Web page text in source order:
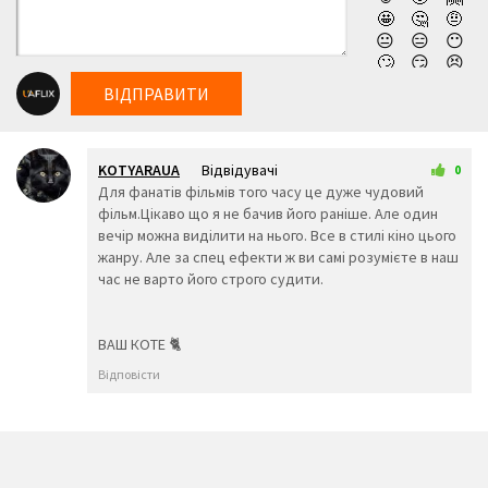
Нетфлікс Каратель (1989) українською онлайн,
🤩
🤔
🤨
😐
😑
😶
🙄
😏
😣
😔
😕
🙃
😲
☹️
😖
😞
😟
😤
😢
😭
ВІДПРАВИТИ
KOTYARAUA
Відвідувачі
16 трав 2026 00:58
0
Для фанатів фільмів того часу це дуже чудовий
фільм.Цікаво що я не бачив його раніше. Але один
вечір можна виділити на нього. Все в стилі кіно цього
жанру. Але за спец ефекти ж ви самі розумієте в наш
час не варто його строго судити.
ВАШ КОТЕ 🐈
Відповісти